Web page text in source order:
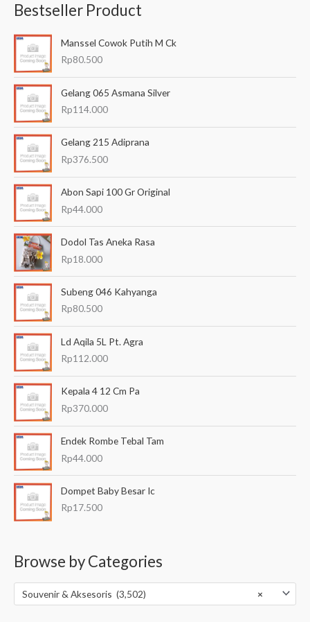
c
a
u
n
u
Bestseller Product
Manssel Cowok Putih M Ck
Rp80.500
Gelang 065 Asmana Silver
Rp114.000
Gelang 215 Adiprana
Rp376.500
Abon Sapi 100 Gr Original
Rp44.000
Dodol Tas Aneka Rasa
Rp18.000
Subeng 046 Kahyanga
Rp80.500
Ld Aqila 5L Pt. Agra
Rp112.000
Kepala 4 12 Cm Pa
Rp370.000
Endek Rombe Tebal Tam
Rp44.000
Dompet Baby Besar Ic
Rp17.500
Browse by Categories
×
Souvenir & Aksesoris (3,502)